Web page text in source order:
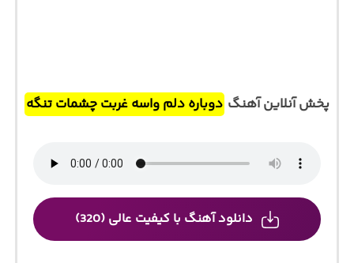
پخش آنلاین آهنگ دوباره دلم واسه غربت چشمات تنگه
دانلود آهنگ با کیفیت عالی (320)